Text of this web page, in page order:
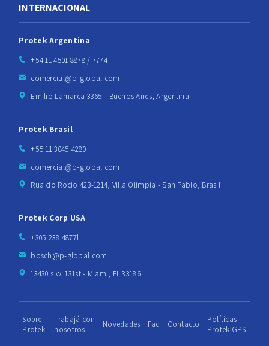
INTERNACIONAL
Protek Argentina
+54 11 4501 8878 / 7774
comercial@p-global.com
Emilio Lamarca 3365 - Buenos Aires, Argentina
Protek Brasil
+55 11 3045 4280
comercial@p-global.com
Rua do Rocio 423-1214, Villa Olimpia - San Pablo, Brasil
Protek Corp USA
+305 238 4877l
bosch@p-global.com
13430 s.w. 131st - Miami, FL 33186
Sobre
Protek
Trabajá con
nosotros
Novedades Faq Contacto
Políticas
Protek GPS